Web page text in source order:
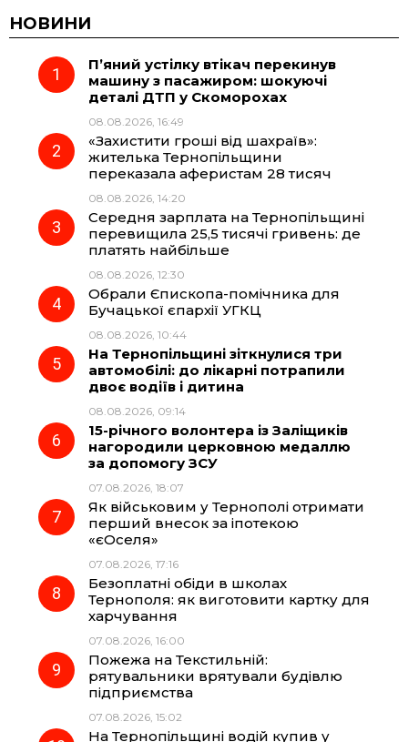
c
e
o
k
e
g
r
a
m
t
НОВИНИ
П’яний устілку втікач перекинув
машину з пасажиром: шокуючі
деталі ДТП у Скоморохах
08.08.2026, 16:49
«Захистити гроші від шахраїв»:
жителька Тернопільщини
переказала аферистам 28 тисяч
08.08.2026, 14:20
Середня зарплата на Тернопільщині
перевищила 25,5 тисячі гривень: де
платять найбільше
08.08.2026, 12:30
Обрали Єпископа-помічника для
Бучацької єпархії УГКЦ
08.08.2026, 10:44
На Тернопільщині зіткнулися три
автомобілі: до лікарні потрапили
двоє водіїв і дитина
08.08.2026, 09:14
15-річного волонтера із Заліщиків
нагородили церковною медаллю
за допомогу ЗСУ
07.08.2026, 18:07
Як військовим у Тернополі отримати
перший внесок за іпотекою
«єОселя»
07.08.2026, 17:16
Безоплатні обіди в школах
Тернополя: як виготовити картку для
харчування
07.08.2026, 16:00
Пожежа на Текстильній:
рятувальники врятували будівлю
підприємства
07.08.2026, 15:02
На Тернопільщині водій купив у